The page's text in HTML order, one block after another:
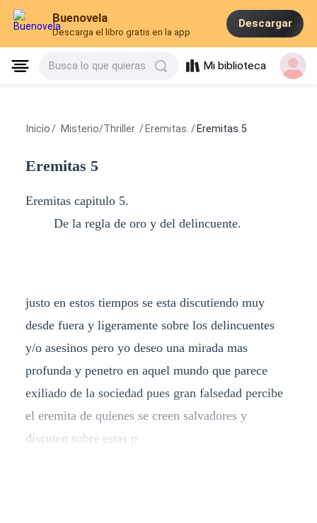
Buenovela
Descarga el libro gratis en la app
Descargar
Busca lo que quieras Mi biblioteca
Inicio / Misterio/Thriller / Eremitas. / Eremitas 5
Eremitas 5
Eremitas capitulo 5.
De la regla de oro y del delincuente.
justo en estos tiempos se esta discutiendo muy
desde fuera y ligeramente sobre los delincuentes
y/o asesinos pero yo deseo una mirada mas
profunda y penetro en aquel mundo que parece
exiliado de la sociedad pues gran falsedad percibe
el eremita de quienes se creen salvadores y
discuten sobre estas p